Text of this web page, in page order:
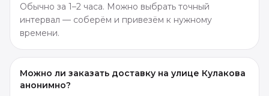
Обычно за 1–2 часа. Можно выбрать точный
интервал — соберём и привезём к нужному
времени.
Можно ли заказать доставку на улице Кулакова
анонимно?